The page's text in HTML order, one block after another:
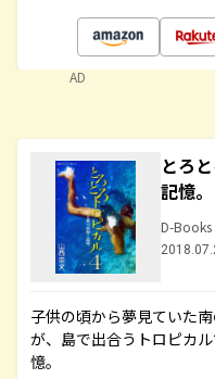
AD
とろ
記憶
D-Books
子供の頃から夢見ていた
が、島で出合うトロピカ
憶。